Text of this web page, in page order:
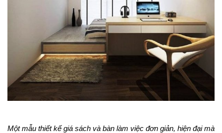
Một mẫu thiết kế giá sách và bàn làm việc đơn giản, hiện đại mà